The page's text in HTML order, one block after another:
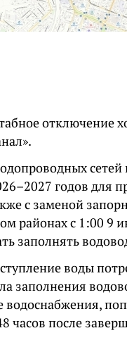
отключение
годов для
с заменой
районах с 1:00 9
заполнять
воды
заполнения
водоснабжения,
часов после